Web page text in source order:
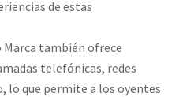
de estas
Marca también ofrece
telefónicas, redes
lo que permite a los oyentes